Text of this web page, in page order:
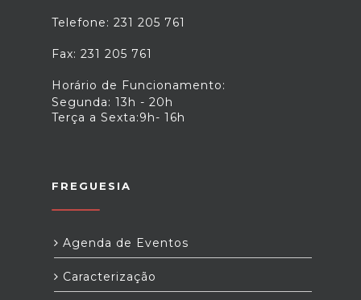
Telefone: 231 205 761
Fax: 231 205 761
Horário de Funcionamento:
Segunda: 13h - 20h
Terça a Sexta:9h- 16h
FREGUESIA
Agenda de Eventos
Caracterização